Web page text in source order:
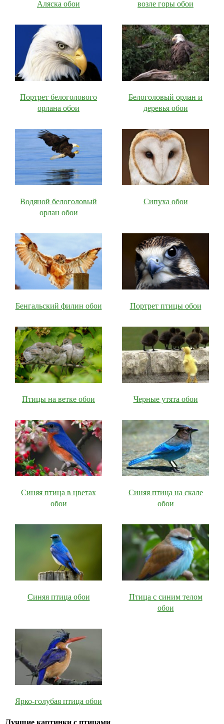
Аляска обои
возле горы обои
Портрет белоголового
орлана обои
Белоголовый орлан и
деревья обои
Водяной белоголовый
орлан обои
Сипуха обои
Бенгальский филин обои Портрет птицы обои
Птицы на ветке обои Черные утята обои
Синяя птица в цветах
обои
Синяя птица на скале
обои
Синяя птица обои
Птица с синим телом
обои
Ярко-голубая птица обои
Лучшие картинки с птицами